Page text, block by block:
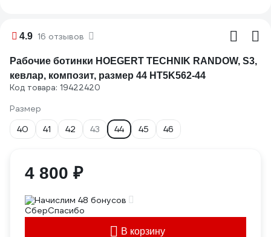
4.9 16 отзывов
Рабочие ботинки HOEGERT TECHNIK RANDOW, S3,
кевлар, композит, размер 44 HT5K562-44
Код товара: 19422420
Размер
40
41 42 43 44 45 46
4 800 ₽
Начислим 48 бонусов
В корзину